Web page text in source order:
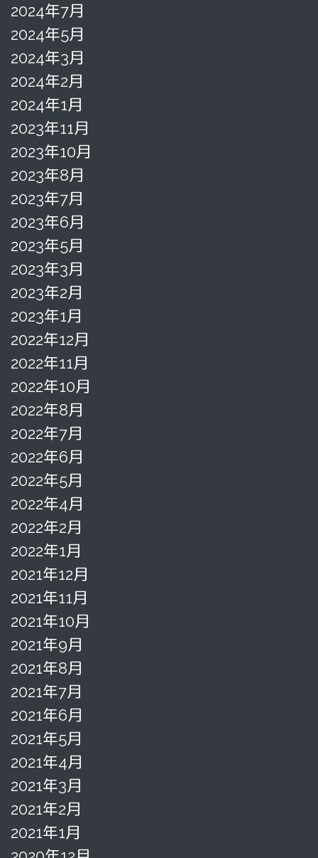
2024年7月
2024年5月
2024年3月
2024年2月
2024年1月
2023年11月
2023年10月
2023年8月
2023年7月
2023年6月
2023年5月
2023年3月
2023年2月
2023年1月
2022年12月
2022年11月
2022年10月
2022年8月
2022年7月
2022年6月
2022年5月
2022年4月
2022年2月
2022年1月
2021年12月
2021年11月
2021年10月
2021年9月
2021年8月
2021年7月
2021年6月
2021年5月
2021年4月
2021年3月
2021年2月
2021年1月